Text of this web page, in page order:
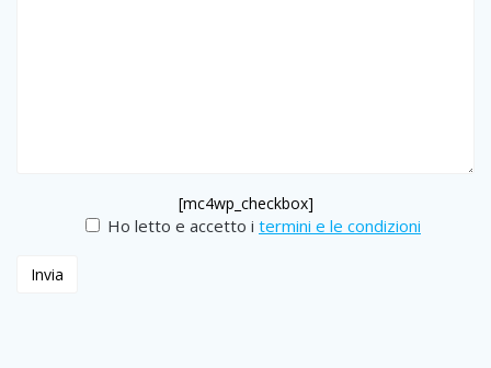
[mc4wp_checkbox]
Ho letto e accetto i termini e le condizioni